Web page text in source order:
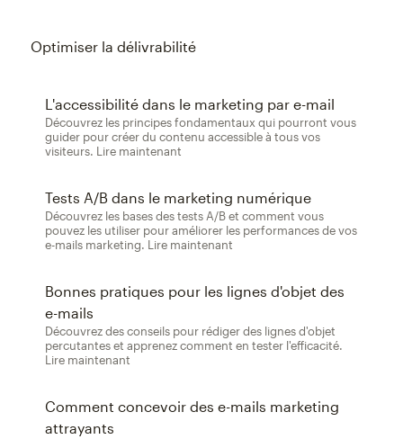
Optimiser la délivrabilité
L'accessibilité dans le marketing par e-mail
Découvrez les principes fondamentaux qui pourront vous
guider pour créer du contenu accessible à tous vos
visiteurs. Lire maintenant
Tests A/B dans le marketing numérique
Découvrez les bases des tests A/B et comment vous
pouvez les utiliser pour améliorer les performances de vos
e-mails marketing. Lire maintenant
Bonnes pratiques pour les lignes d'objet des
e-mails
Découvrez des conseils pour rédiger des lignes d'objet
percutantes et apprenez comment en tester l'efficacité.
Lire maintenant
Comment concevoir des e-mails marketing
attrayants